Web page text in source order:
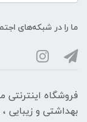
ما را در شبکه‌های
فروشگاه اینترنتی
بهداشتی و زیبایی